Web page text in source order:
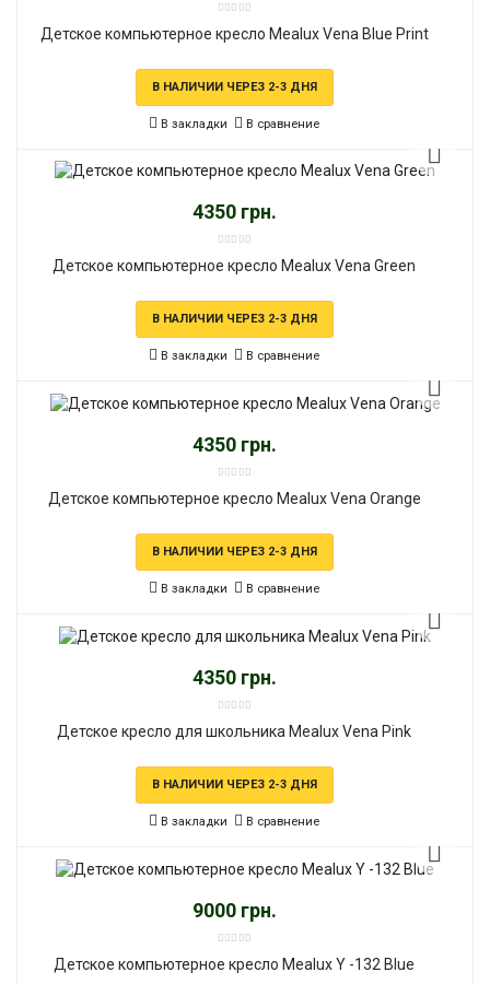
Детское компьютерное кресло Mealux Vena Blue Print
В НАЛИЧИИ ЧЕРЕЗ 2-3 ДНЯ
В закладки В сравнение
4350 грн.
Детское компьютерное кресло Mealux Vena Green
В НАЛИЧИИ ЧЕРЕЗ 2-3 ДНЯ
В закладки В сравнение
4350 грн.
Детское компьютерное кресло Mealux Vena Orange
В НАЛИЧИИ ЧЕРЕЗ 2-3 ДНЯ
В закладки В сравнение
4350 грн.
Детское кресло для школьника Mealux Vena Pink
В НАЛИЧИИ ЧЕРЕЗ 2-3 ДНЯ
В закладки В сравнение
9000 грн.
Детское компьютерное кресло Mealux Y -132 Blue